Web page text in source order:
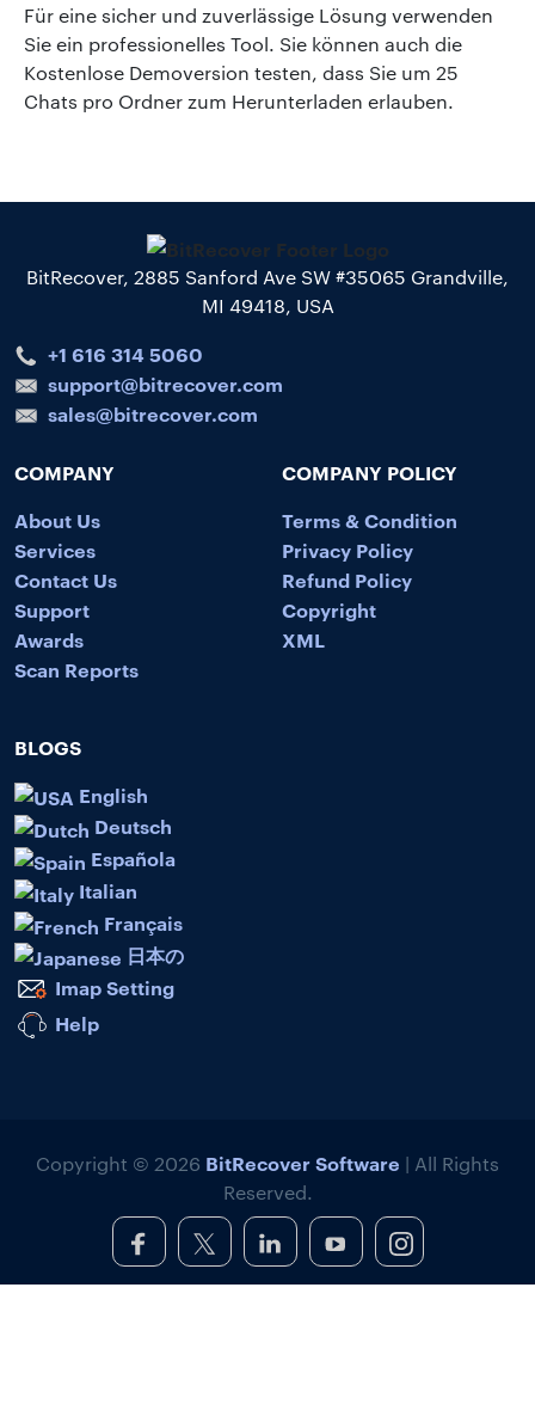
Für eine sicher und zuverlässige Lösung verwenden
Sie ein professionelles Tool. Sie können auch die
Kostenlose Demoversion testen, dass Sie um 25
Chats pro Ordner zum Herunterladen erlauben.
BitRecover, 2885 Sanford Ave SW #35065 Grandville,
MI 49418, USA
+1 616 314 5060
support@bitrecover.com
sales@bitrecover.com
COMPANY
About Us
Services
Contact Us
Support
Awards
Scan Reports
COMPANY POLICY
Terms & Condition
Privacy Policy
Refund Policy
Copyright
XML
BLOGS
English
Deutsch
Española
Italian
Français
日本の
Imap Setting
Help
Copyright © 2026 BitRecover Software | All Rights
Reserved.